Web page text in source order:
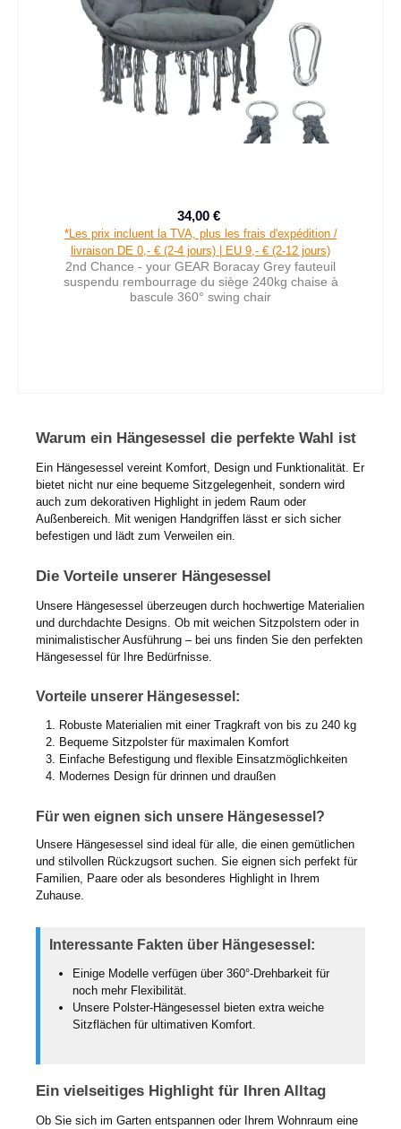
Prix de vente :
34,00 €
*Les prix incluent la TVA, plus les frais d'expédition /
livraison DE 0,- € (2-4 jours) | EU 9,- € (2-12 jours)
2nd Chance - your GEAR Boracay Grey fauteuil
suspendu rembourrage du siège 240kg chaise à
bascule 360° swing chair
Warum ein Hängesessel die perfekte Wahl ist
Ein Hängesessel vereint Komfort, Design und Funktionalität. Er
bietet nicht nur eine bequeme Sitzgelegenheit, sondern wird
auch zum dekorativen Highlight in jedem Raum oder
Außenbereich. Mit wenigen Handgriffen lässt er sich sicher
befestigen und lädt zum Verweilen ein.
Die Vorteile unserer Hängesessel
Unsere Hängesessel überzeugen durch hochwertige Materialien
und durchdachte Designs. Ob mit weichen Sitzpolstern oder in
minimalistischer Ausführung – bei uns finden Sie den perfekten
Hängesessel für Ihre Bedürfnisse.
Vorteile unserer Hängesessel:
Robuste Materialien mit einer Tragkraft von bis zu 240 kg
Bequeme Sitzpolster für maximalen Komfort
Einfache Befestigung und flexible Einsatzmöglichkeiten
Modernes Design für drinnen und draußen
Für wen eignen sich unsere Hängesessel?
Unsere Hängesessel sind ideal für alle, die einen gemütlichen
und stilvollen Rückzugsort suchen. Sie eignen sich perfekt für
Familien, Paare oder als besonderes Highlight in Ihrem
Zuhause.
Interessante Fakten über Hängesessel:
Einige Modelle verfügen über 360°-Drehbarkeit für
noch mehr Flexibilität.
Unsere Polster-Hängesessel bieten extra weiche
Sitzflächen für ultimativen Komfort.
Ein vielseitiges Highlight für Ihren Alltag
Ob Sie sich im Garten entspannen oder Ihrem Wohnraum eine